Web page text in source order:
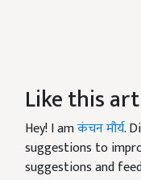
Like this
Hey! I amकंचन मौर्य.
suggestions to
suggestions and